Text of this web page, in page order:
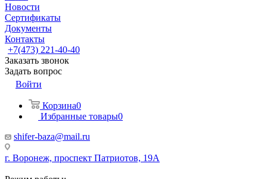
Новости
Сертификаты
Документы
Контакты
+7(473) 221-40-40
Заказать звонок
Задать вопрос
Войти
Корзина0
Избранные товары0
shifer-baza@mail.ru
г. Воронеж, проспект Патриотов, 19А